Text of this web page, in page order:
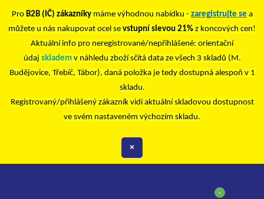
Pro B2B (IČ) zákazníkymáme výhodnou nabídku - zaregistrujte se a
můžete u nás nakupovat ocel se vstupní slevou 21% z koncových cen!
Aktuální info pro neregistrované/nepřihlášené: orientační
údaj skladem v náhledu zboží sčítá data ze všech 3 skladů (M.
Budějovice, Třebíč, Tábor), daná položka je tedy dostupná alespoň v 1
skladu.
Registrovaný/přihlášený zákazník vidí aktuální skladovou dostupnost
ve svém nastaveném výchozím skladu.
×
-